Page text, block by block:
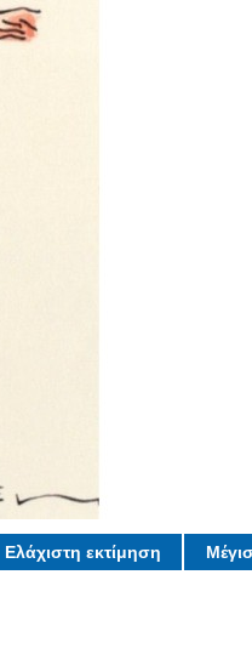
Ελάχιστη εκτίμηση